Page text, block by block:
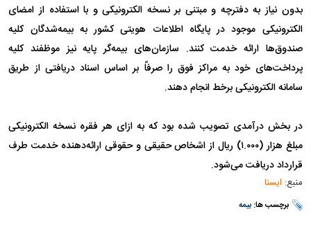
بدون نیاز به دفترچه و مبتنی بر نسخه الکترونیکی و با استفاده از امضای
الکترونیکی موجود در پایگاه اطلاعات هویتی کشور به بیمه‌شدگان کلیه
صندوق‌ها ارائه خدمت کنند. سازمان‌های بیمه‌گر پایه نیز موظفند کلیه
پرداخت‌های خود به مراکز فوق را صرفاً بر اساس اسناد دریافتی از طریق
سامانه الکترونیکی برخط انجام دهند.
در بخش درآمدی تصویب شده بود که به ازای هر فقره نسخه الکترونیکی
مبلغ هزار (۱.۰۰۰) ریال از اشخاص حقیقی و حقوقی ارائه‌دهنده خدمت طرف
قرارداد دریافت می‌شود.
منبع: ایسنا
برچسب ها:بیمه